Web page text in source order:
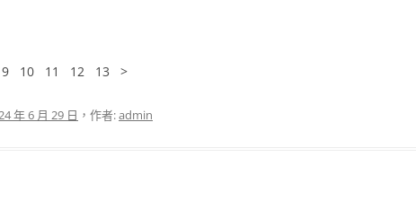
10 11 12 13 >
年 6 月 29 日 ，作者:admin